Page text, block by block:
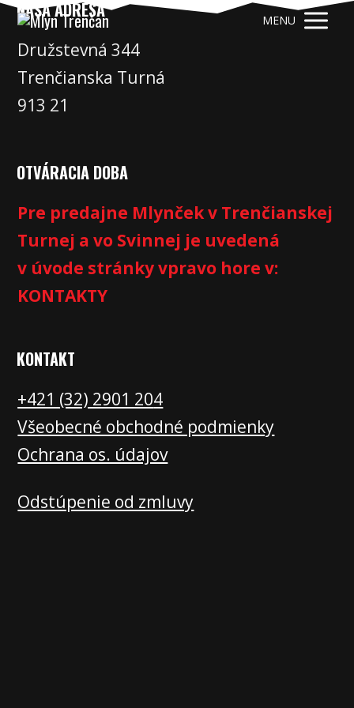
MENU
NAŠA ADRESA
Družstevná 344
Trenčianska Turná
913 21
OTVÁRACIA DOBA
Pre predajne Mlynček v Trenčianskej
Turnej a vo Svinnej je uvedená
v úvode stránky vpravo hore v:
KONTAKTY
KONTAKT
+421 (32) 2901 204
Všeobecné obchodné podmienky
Ochrana os. údajov
Odstúpenie od zmluvy